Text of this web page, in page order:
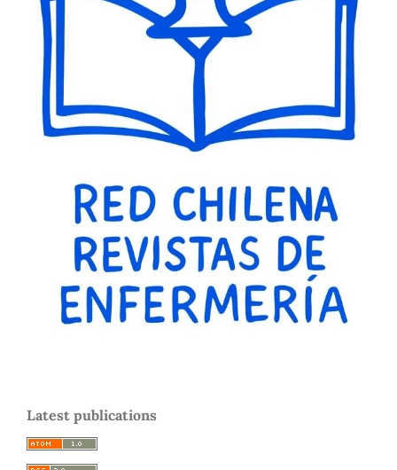
Latest publications